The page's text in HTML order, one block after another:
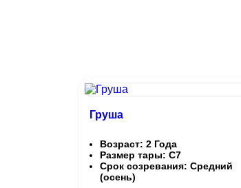
Груша
Возраст: 2 Года
Размер тары: С7
Срок созревания: Средний
(осень)